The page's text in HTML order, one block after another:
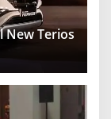
New Terios